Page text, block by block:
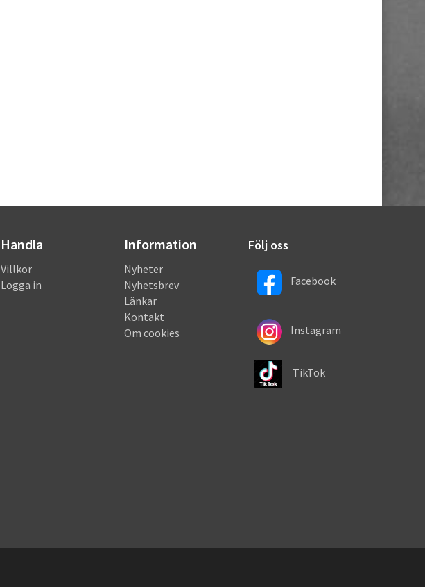
Handla
Villkor
Logga in
Information
Nyheter
Nyhetsbrev
Länkar
Kontakt
Om cookies
Följ oss
Facebook
Instagram
TikTok